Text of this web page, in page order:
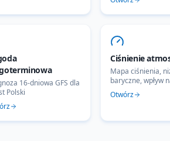
16-dniowa GFS dla
Polski
Ciśnienie
Mapa ciśnienia,
baryczne, wpływ
Otwórz